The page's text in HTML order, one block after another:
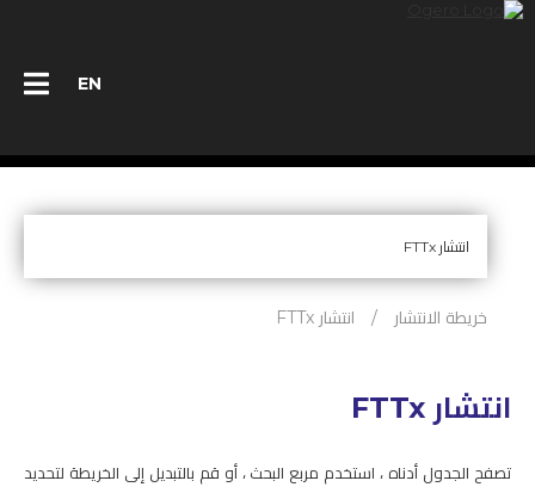
EN
مناقصات
خريطة الانتشار / انتشار FTTx
انتشار FTTx
تصفح الجدول أدناه ، استخدم مربع البحث ، أو قم بالتبديل إلى الخريطة لتحديد